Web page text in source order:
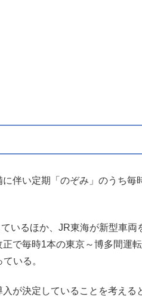
伴い定期「のぞみ」のうち毎
いるほか、JR東海が新型車両
で毎時1本の東京～博多間運
いる。
が決定していることを考える